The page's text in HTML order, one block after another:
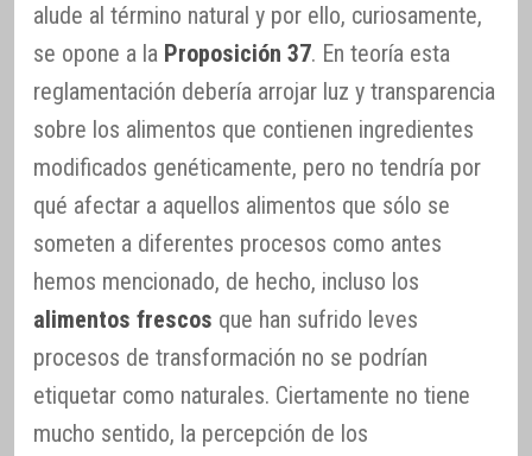
alude al término natural y por ello, curiosamente,
se opone a la Proposición 37. En teoría esta
reglamentación debería arrojar luz y transparencia
sobre los alimentos que contienen ingredientes
modificados genéticamente, pero no tendría por
qué afectar a aquellos alimentos que sólo se
someten a diferentes procesos como antes
hemos mencionado, de hecho, incluso los
alimentos frescos que han sufrido leves
procesos de transformación no se podrían
etiquetar como naturales. Ciertamente no tiene
mucho sentido, la percepción de los